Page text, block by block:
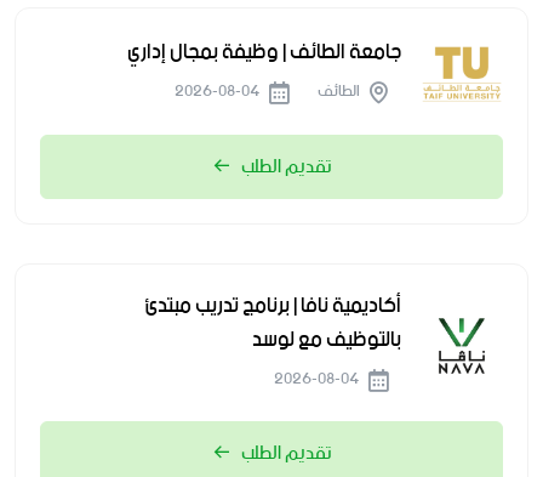
جامعة الطائف | وظيفة بمجال إداري
الطائف
تقديم الطلب
أكاديمية نافا | برنامج تدريب مبتدئ
بالتوظيف مع لوسد
تقديم الطلب